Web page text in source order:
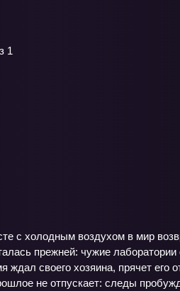
1
с холодным воздухом в мир
прежней: чужие
ждал своего хозяина, прячет
не отпускает: следы